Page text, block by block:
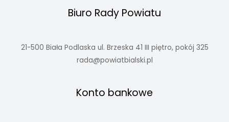
Biuro Rady Powiatu
21-500 Biała Podlaska ul. Brzeska 41 III piętro, pokój 325
rada@powiatbialski.pl
Konto bankowe